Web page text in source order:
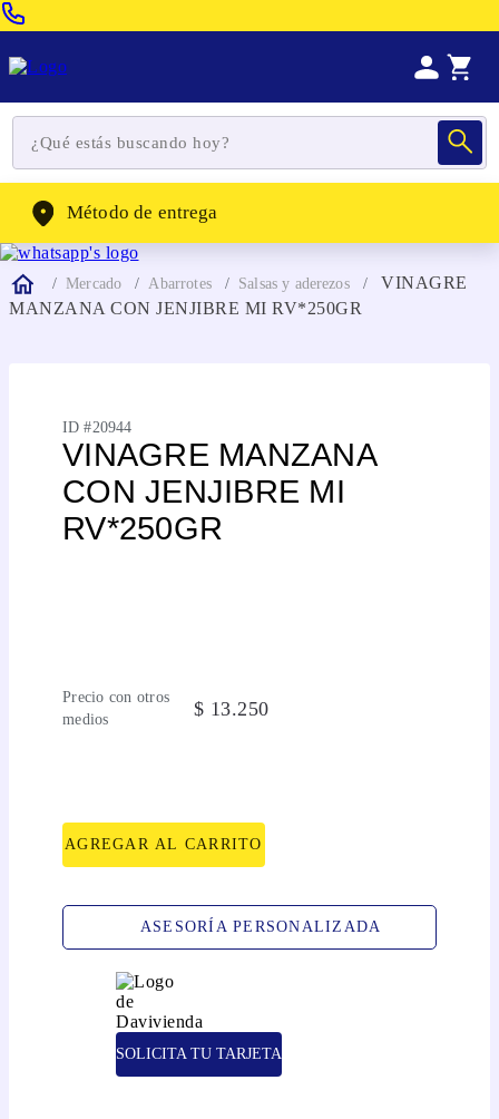
WhatsApp: (302) 262-4104
Método de entrega
Mercado Abarrotes Salsas y aderezos
VINAGRE
MANZANA CON JENJIBRE MI RV*250GR
ID #20944
VINAGRE MANZANA
CON JENJIBRE MI
RV*250GR
Precio con otros
medios
$ 13.250
AGREGAR AL CARRITO
ASESORÍA PERSONALIZADA
SOLICITA TU TARJETA